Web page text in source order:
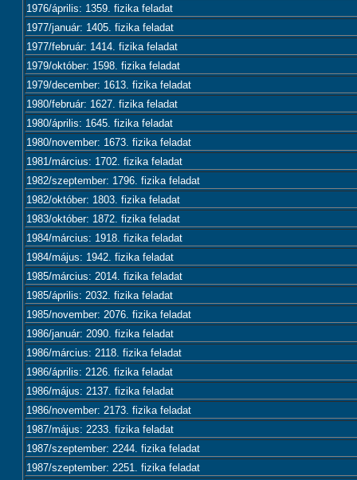
1976/április: 1359. fizika feladat
1977/január: 1405. fizika feladat
1977/február: 1414. fizika feladat
1979/október: 1598. fizika feladat
1979/december: 1613. fizika feladat
1980/február: 1627. fizika feladat
1980/április: 1645. fizika feladat
1980/november: 1673. fizika feladat
1981/március: 1702. fizika feladat
1982/szeptember: 1796. fizika feladat
1982/október: 1803. fizika feladat
1983/október: 1872. fizika feladat
1984/március: 1918. fizika feladat
1984/május: 1942. fizika feladat
1985/március: 2014. fizika feladat
1985/április: 2032. fizika feladat
1985/november: 2076. fizika feladat
1986/január: 2090. fizika feladat
1986/március: 2118. fizika feladat
1986/április: 2126. fizika feladat
1986/május: 2137. fizika feladat
1986/november: 2173. fizika feladat
1987/május: 2233. fizika feladat
1987/szeptember: 2244. fizika feladat
1987/szeptember: 2251. fizika feladat